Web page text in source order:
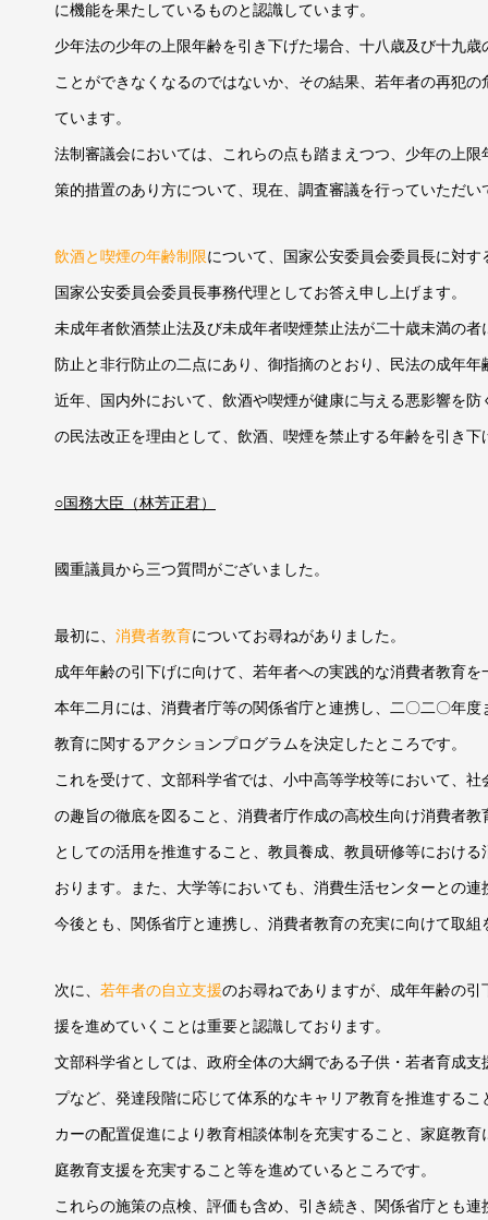
に機能を果たしているものと認識しています。
少年法の少年の上限年齢を引き下げた場合、十八歳及び十九
ことができなくなるのではないか、その結果、若年者の再犯
ています。
法制審議会においては、これらの点も踏まえつつ、少年の上
策的措置のあり方について、現在、調査審議を行っていただい
飲酒と喫煙の年齢制限について、国家公安委員会委員長に対
国家公安委員会委員長事務代理としてお答え申し上げます。
未成年者飲酒禁止法及び未成年者喫煙禁止法が二十歳未満の
防止と非行防止の二点にあり、御指摘のとおり、民法の成年
近年、国内外において、飲酒や喫煙が健康に与える悪影響を
の民法改正を理由として、飲酒、喫煙を禁止する年齢を引き
○国務大臣（林芳正君）
國重議員から三つ質問がございました。
最初に、 消費者教育についてお尋ねがありました。
成年年齢の引下げに向けて、若年者への実践的な消費者教育
本年二月には、消費者庁等の関係省庁と連携し、二〇二〇年
教育に関するアクションプログラムを決定したところです。
これを受けて、文部科学省では、小中高等学校等において、
の趣旨の徹底を図ること、消費者庁作成の高校生向け消費者
としての活用を推進すること、教員養成、教員研修等におけ
おります。また、大学等においても、消費生活センターとの
今後とも、関係省庁と連携し、消費者教育の充実に向けて取
次に、 若年者の自立支援のお尋ねでありますが、成年年齢の
援を進めていくことは重要と認識しております。
文部科学省としては、政府全体の大綱である子供・若者育成
プなど、発達段階に応じて体系的なキャリア教育を推進する
カーの配置促進により教育相談体制を充実すること、家庭教
庭教育支援を充実すること等を進めているところです。
これらの施策の点検、評価も含め、引き続き、関係省庁とも